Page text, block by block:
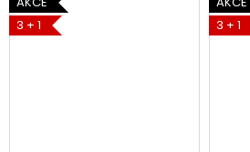
3 + 1
3 + 1